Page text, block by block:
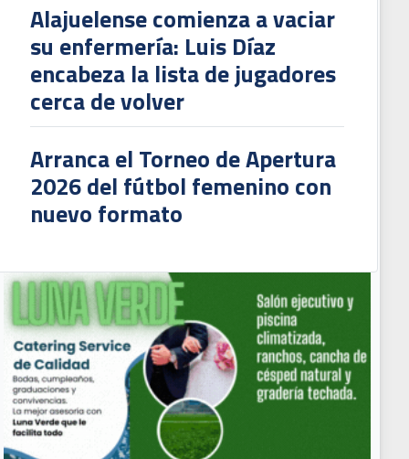
Alajuelense comienza a vaciar
su enfermería: Luis Díaz
encabeza la lista de jugadores
cerca de volver
Arranca el Torneo de Apertura
2026 del fútbol femenino con
nuevo formato